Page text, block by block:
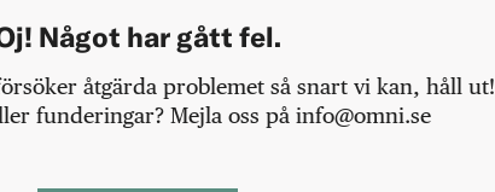
Något har gått fel.
åtgärda problemet så snart vi kan, håll ut!
funderingar? Mejla oss på info@omni.se